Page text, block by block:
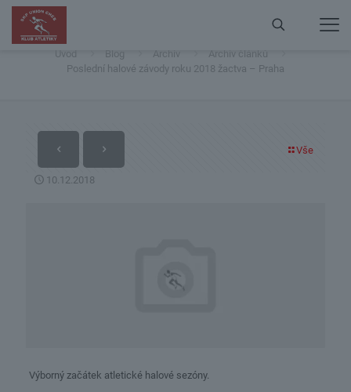
Poslední halové závody roku 2018 žactva – Praha
Úvod Blog Archiv
Archiv článků
Poslední halové závody roku 2018 žactva – Praha
Vše
10.12.2018
Výborný začátek atletické halové sezóny.